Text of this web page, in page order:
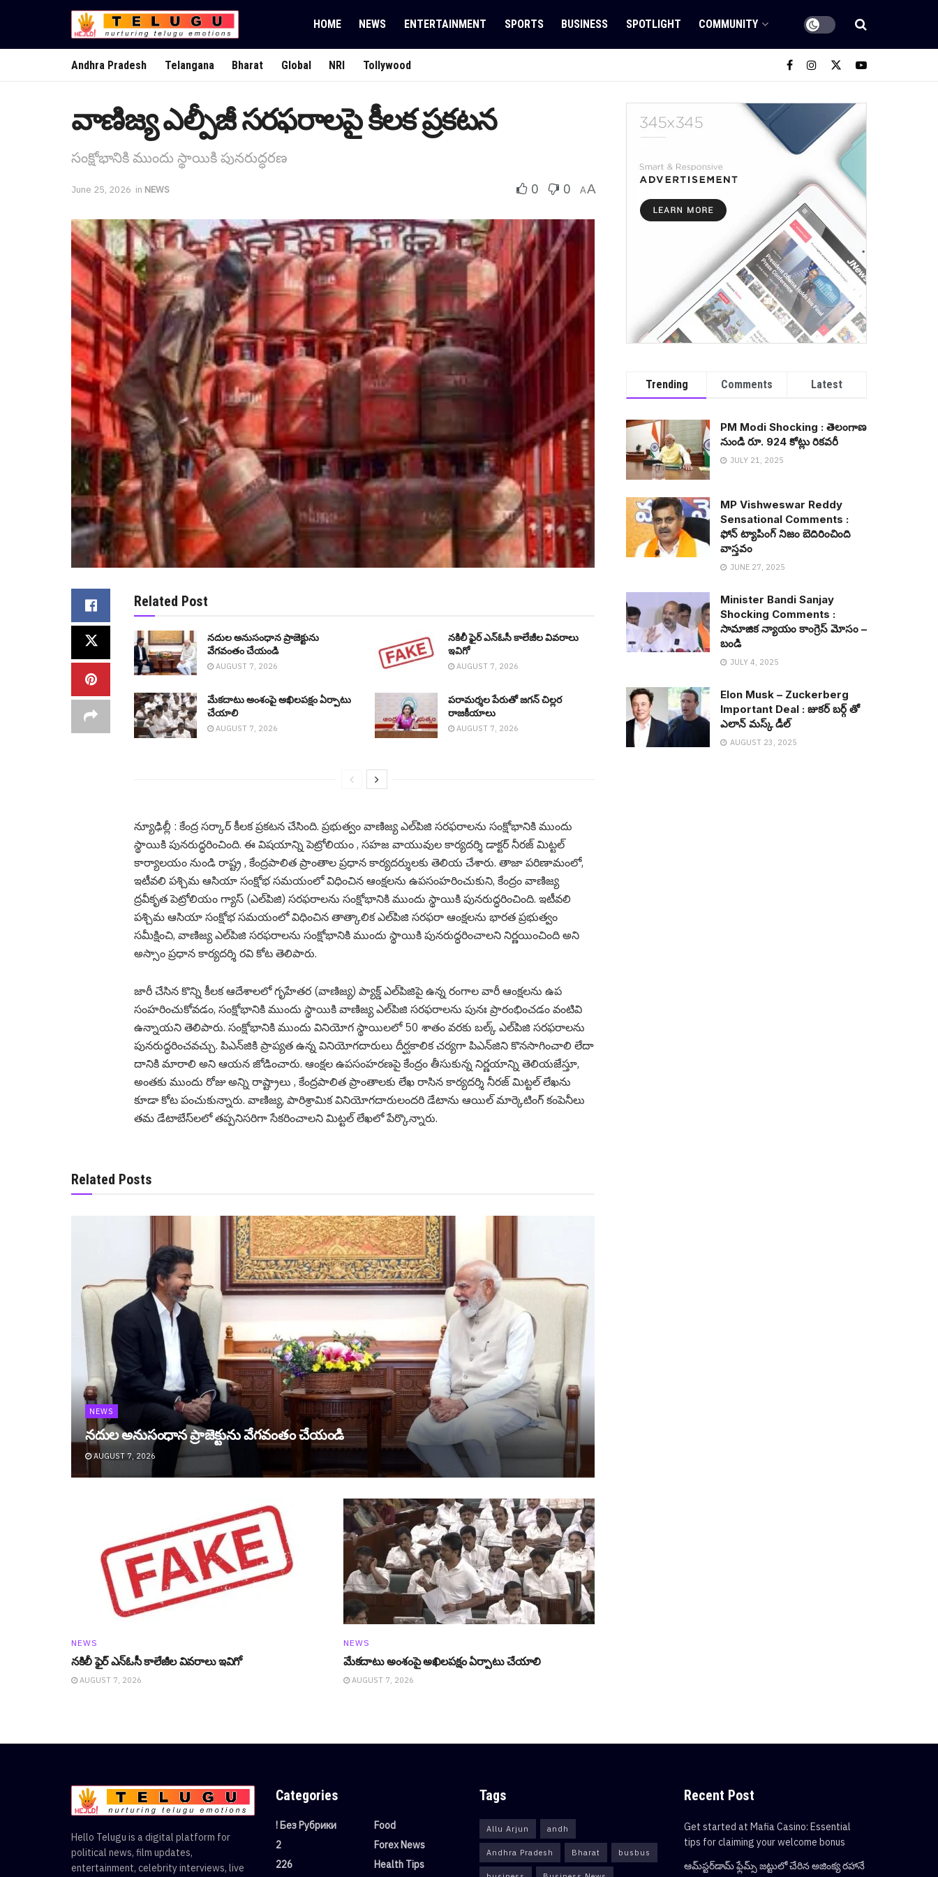
HOME NEWS ENTERTAINMENT SPORTS BUSINESS SPOTLIGHT COMMUNITY
Andhra Pradesh Telangana Bharat Global NRI Tollywood
వాణిజ్య ఎల్పీజీ స‌ర‌ఫ‌రాల‌పై కీల‌క ప్ర‌క‌ట‌న
సంక్షోభానికి ముందు స్థాయికి పునరుద్ధర‌ణ
June 25, 2026 in NEWS 0 0 AA
Related Post
నదుల అనుసంధాన ప్రాజెక్టును
వేగ‌వంతం చేయండి
AUGUST 7, 2026
నకిలీ ఫైర్ ఎన్ఓసీ కాలేజీల వివ‌రాలు
ఇవిగో
AUGUST 7, 2026
మేక‌దాటు అంశంపై అఖిల‌ప‌క్షం ఏర్పాటు
చేయాలి
AUGUST 7, 2026
ప‌రామ‌ర్శ‌ల పేరుతో జ‌గ‌న్ చిల్ల‌ర
రాజ‌కీయాలు
AUGUST 7, 2026
న్యూఢిల్లీ : కేంద్ర స‌ర్కార్ కీల‌క ప్ర‌క‌ట‌న చేసింది. ప్రభుత్వం వాణిజ్య ఎల్‌పిజి సరఫరాలను సంక్షోభానికి ముందు
స్థాయికి పునరుద్ధరించింది. ఈ విషయాన్ని పెట్రోలియం , సహజ వాయువుల కార్యదర్శి డాక్టర్ నీరజ్ మిట్టల్
కార్యాలయం నుండి రాష్ట్ర , కేంద్రపాలిత ప్రాంతాల ప్రధాన కార్యదర్శులకు తెలియ చేశారు. తాజా పరిణామంలో,
ఇటీవలి పశ్చిమ ఆసియా సంక్షోభ సమయంలో విధించిన ఆంక్షలను ఉపసంహరించుకుని, కేంద్రం వాణిజ్య
ద్రవీకృత పెట్రోలియం గ్యాస్ (ఎల్‌పిజి) సరఫరాలను సంక్షోభానికి ముందు స్థాయికి పునరుద్ధరించింది. ఇటీవలి
పశ్చిమ ఆసియా సంక్షోభ సమయంలో విధించిన తాత్కాలిక ఎల్‌పిజి సరఫరా ఆంక్షలను భారత ప్రభుత్వం
సమీక్షించి, వాణిజ్య ఎల్‌పిజి సరఫరాలను సంక్షోభానికి ముందు స్థాయికి పునరుద్ధరించాలని నిర్ణయించింది అని
అస్సాం ప్రధాన కార్యదర్శి రవి కోట తెలిపారు.
జారీ చేసిన కొన్ని కీలక ఆదేశాలలో గృహేతర (వాణిజ్య) ప్యాక్డ్ ఎల్‌పిజిపై ఉన్న రంగాల వారీ ఆంక్షలను ఉప
సంహరించుకోవడం, సంక్షోభానికి ముందు స్థాయికి వాణిజ్య ఎల్‌పిజి సరఫరాలను పునః ప్రారంభించడం వంటివి
ఉన్నాయని తెలిపారు. సంక్షోభానికి ముందు వినియోగ స్థాయిలలో 50 శాతం వరకు బల్క్ ఎల్‌పిజి సరఫరాలను
పునరుద్ధరించవచ్చు. పిఎన్‌జికి ప్రాప్యత ఉన్న వినియోగదారులు దీర్ఘకాలిక చర్యగా పిఎన్‌జిని కొనసాగించాలి లేదా
దానికి మారాలి అని ఆయన జోడించారు. ఆంక్షల ఉపసంహరణపై కేంద్రం తీసుకున్న నిర్ణయాన్ని తెలియజేస్తూ,
అంతకు ముందు రోజు అన్ని రాష్ట్రాలు , కేంద్రపాలిత ప్రాంతాలకు లేఖ రాసిన కార్యదర్శి నీరజ్ మిట్టల్ లేఖను
కూడా కోట పంచుకున్నారు. వాణిజ్య, పారిశ్రామిక వినియోగదారులందరి డేటాను ఆయిల్ మార్కెటింగ్ కంపెనీలు
తమ డేటాబేస్‌లలో తప్పనిసరిగా సేకరించాలని మిట్టల్ లేఖలో పేర్కొన్నారు.
Related Posts
NEWS
నదుల అనుసంధాన ప్రాజెక్టును వేగ‌వంతం చేయండి
AUGUST 7, 2026
NEWS
నకిలీ ఫైర్ ఎన్ఓసీ కాలేజీల వివ‌రాలు ఇవిగో
AUGUST 7, 2026
NEWS
మేక‌దాటు అంశంపై అఖిల‌ప‌క్షం ఏర్పాటు చేయాలి
AUGUST 7, 2026
Trending Comments Latest
PM Modi Shocking : తెలంగాణ
నుండి రూ. 924 కోట్లు రిక‌వ‌రీ
JULY 21, 2025
MP Vishweswar Reddy
Sensational Comments :
ఫోన్ ట్యాపింగ్ నిజం బెదిరించింది
వాస్త‌వం
JUNE 27, 2025
Minister Bandi Sanjay
Shocking Comments :
సామాజిక న్యాయం కాంగ్రెస్ మోసం –
బండి
JULY 4, 2025
Elon Musk – Zuckerberg
Important Deal : జుక‌ర్ బ‌ర్గ్ తో
ఎలాన్ మ‌స్క్ డీల్
AUGUST 23, 2025
Hello Telugu is a digital platform for
political news, film updates,
entertainment, celebrity interviews, live
Categories
! Без Рубрики
2
226
Food
Forex News
Health Tips
Tags
Allu Arjun andh
Andhra Pradesh Bharat busbus
Recent Post
Get started at Mafia Casino: Essential
tips for claiming your welcome bonus
ఆమ్‌స్టర్‌డామ్ ఫ్లేమ్స్ జట్టులో చేరిన అజింక్య రహానే